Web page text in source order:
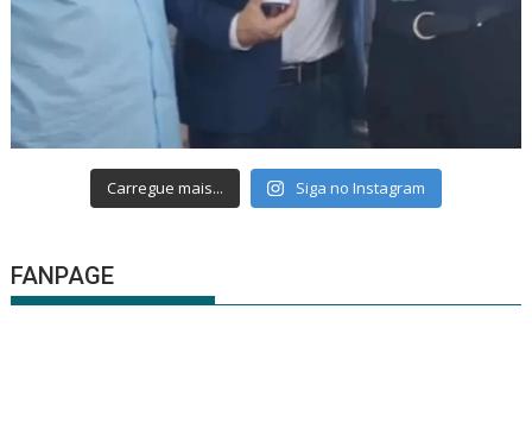
Carregue mais... Siga no Instagram
FANPAGE